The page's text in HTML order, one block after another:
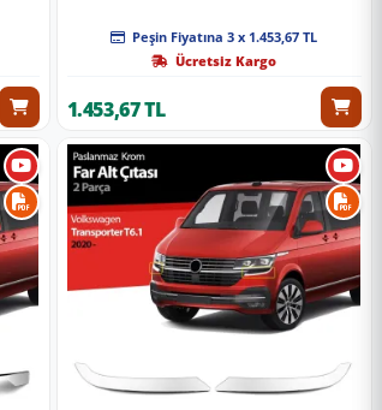
Peşin Fiyatına 3 x 1.453,67 TL
Ücretsiz Kargo
1.453,67 TL